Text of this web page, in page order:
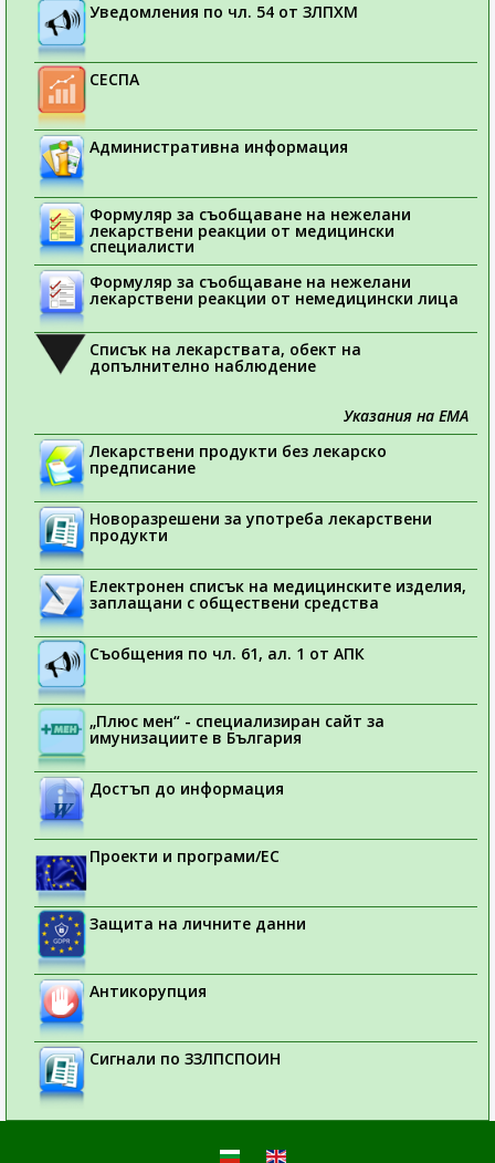
Уведомления по чл. 54 от ЗЛПХМ
СЕСПА
Административна информация
Формуляр за съобщаване на нежелани
лекарствени реакции от медицински
специалисти
Формуляр за съобщаване на нежелани
лекарствени реакции от немедицински лица
Списък на лекарствата, обект на
допълнително наблюдение
Указания на ЕМА
Лекарствени продукти без лекарско
предписание
Новоразрешени за употреба лекарствени
продукти
Електронен списък на медицинските изделия,
заплащани с обществени средства
Съобщения по чл. 61, ал. 1 от АПК
„Плюс мен“ - специализиран сайт за
имунизациите в България
Достъп до информация
Проекти и програми/ЕС
Защита на личните данни
Антикорупция
Сигнали по ЗЗЛПСПОИН